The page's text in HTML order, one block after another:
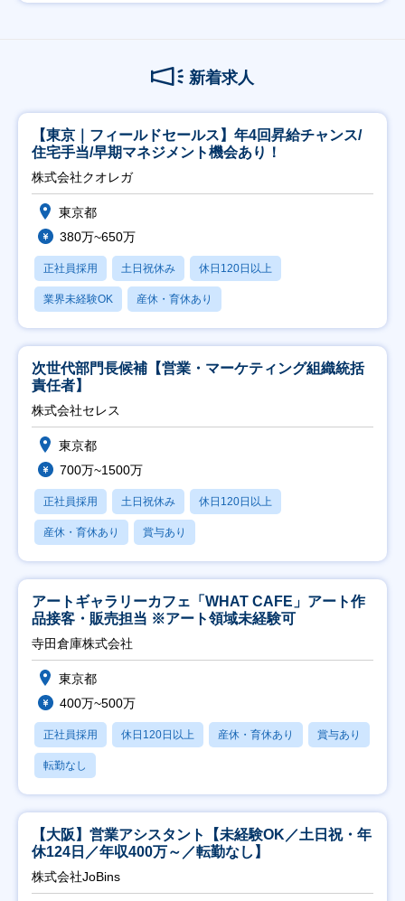
新着求人
【東京｜フィールドセールス】年4回昇給チャンス/
住宅手当/早期マネジメント機会あり！
株式会社クオレガ
東京都
380万~650万
正社員採用 土日祝休み 休日120日以上
業界未経験OK 産休・育休あり
次世代部門長候補【営業・マーケティング組織統括
責任者】
株式会社セレス
東京都
700万~1500万
正社員採用 土日祝休み 休日120日以上
産休・育休あり 賞与あり
アートギャラリーカフェ「WHAT CAFE」アート作
品接客・販売担当 ※アート領域未経験可
寺田倉庫株式会社
東京都
400万~500万
正社員採用 休日120日以上 産休・育休あり 賞与あり
転勤なし
【大阪】営業アシスタント【未経験OK／土日祝・年
休124日／年収400万～／転勤なし】
株式会社JoBins